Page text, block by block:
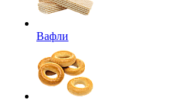
Вафли